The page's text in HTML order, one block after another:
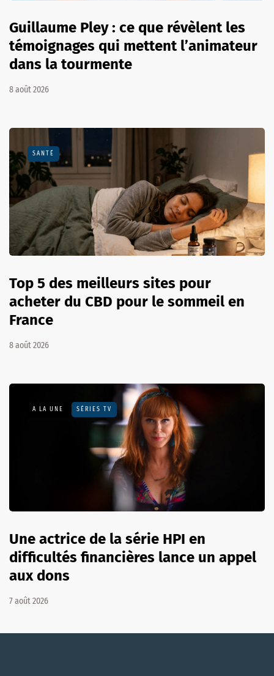
Guillaume Pley : ce que révèlent les
témoignages qui mettent l’animateur
dans la tourmente
8 août 2026
SANTÉ
Top 5 des meilleurs sites pour
acheter du CBD pour le sommeil en
France
8 août 2026
A LA UNE SÉRIES TV
Une actrice de la série HPI en
difficultés financières lance un appel
aux dons
7 août 2026